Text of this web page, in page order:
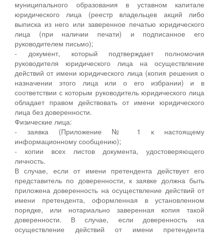
муниципального образования в уставном капитале
юридического лица (реестр владельцев акций либо
выписка из него или заверенное печатью юридического
лица (при наличии печати) и подписанное его
руководителем письмо);
- документ, который подтверждает полномочия
руководителя юридического лица на осуществление
действий от имени юридического лица (копия решения о
назначении этого лица или о его избрании) и в
соответствии с которым руководитель юридического лица
обладает правом действовать от имени юридического
лица без доверенности.
Физические лица:
- заявка (Приложение № 1 к настоящему
информационному сообщению);
- копии всех листов документа, удостоверяющего
личность.
В случае, если от имени претендента действует его
представитель по доверенности, к заявке должна быть
приложена доверенность на осуществление действий от
имени претендента, оформленная в установленном
порядке, или нотариально заверенная копия такой
доверенности. В случае, если доверенность на
осуществление действий от имени претендента